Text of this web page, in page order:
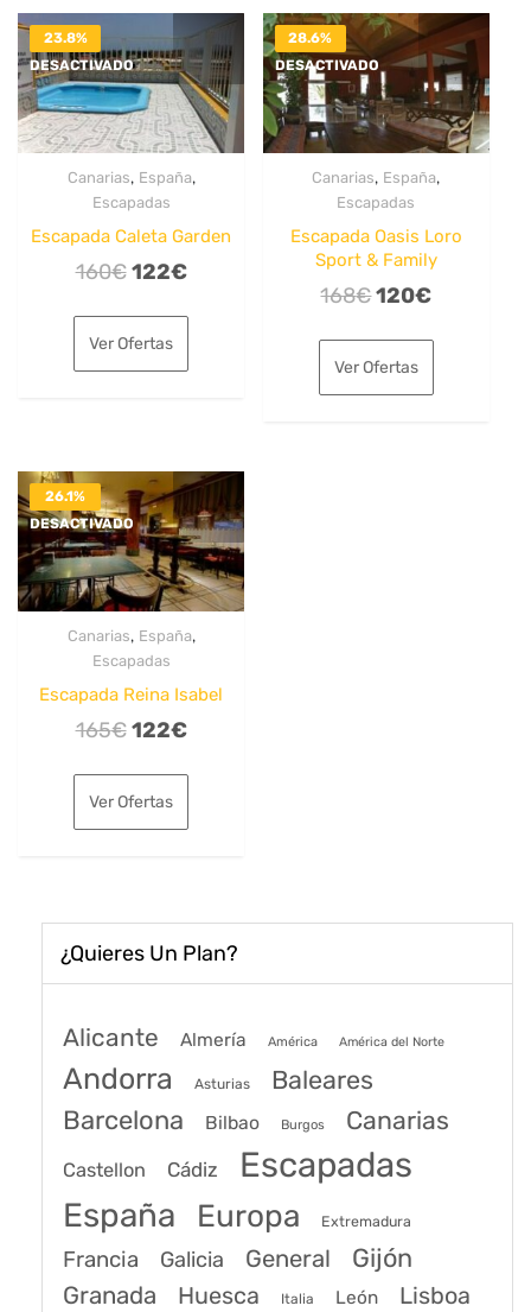
23.8%
DESACTIVADO
Canarias, España,
Escapadas
Escapada Caleta Garden
160€ El
original
era:
122€El
es:
Ver Ofertas
28.6%
DESACTIVADO
Canarias, España,
Escapadas
Escapada Oasis Loro
Sport & Family
168€El
original
era:
120€El
es:
Ver Ofertas
26.1%
DESACTIVADO
Canarias, España,
Escapadas
Escapada Reina Isabel
165€ El
original
era:
122€El
es:
Ver Ofertas
¿Quieres Un Plan?
Alicante Almería América América del Norte
Andorra Asturias Baleares
Barcelona Bilbao Burgos Canarias
Castellon Cádiz Escapadas
España Europa Extremadura
Francia Galicia General Gijón
Granada Huesca Italia León Lisboa